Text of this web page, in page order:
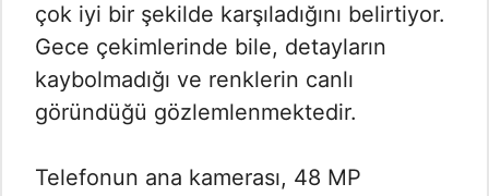
çok iyi bir şekilde karşıladığını belirtiyor.
Gece çekimlerinde bile, detayların
kaybolmadığı ve renklerin canlı
göründüğü gözlemlenmektedir.
Telefonun ana kamerası, 48 MP